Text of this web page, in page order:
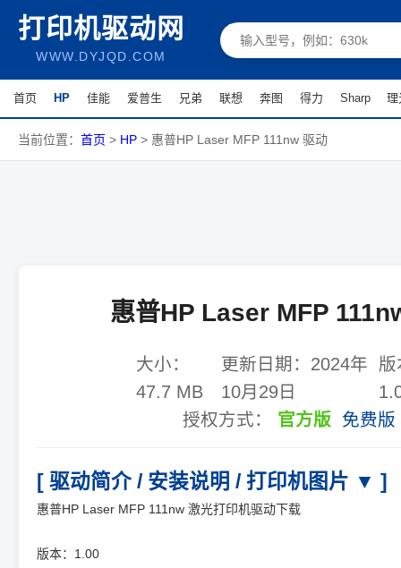
打印机驱动网
WWW.DYJQD.COM
首页 HP 佳能 爱普生 兄弟 联想 奔图 得力 Sharp 理
当前位置： 首页 > HP > 惠普HP Laser MFP 111nw 驱动
惠普HP Laser MFP
大小：
47.7 MB
更新日期： 2024年
10月29日
版
授权方式： 官方版 免费版
[ 驱动简介 / 安装说明 / 打印机图片 ▼ ]
惠普HP Laser MFP 111nw 激光打印机驱动下载
版本：1.00